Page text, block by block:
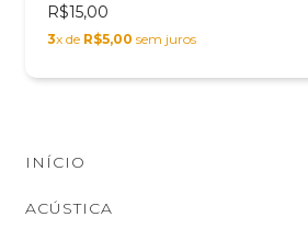
R$15,00
3x de R$5,00 sem juros
INÍCIO
ACÚSTICA